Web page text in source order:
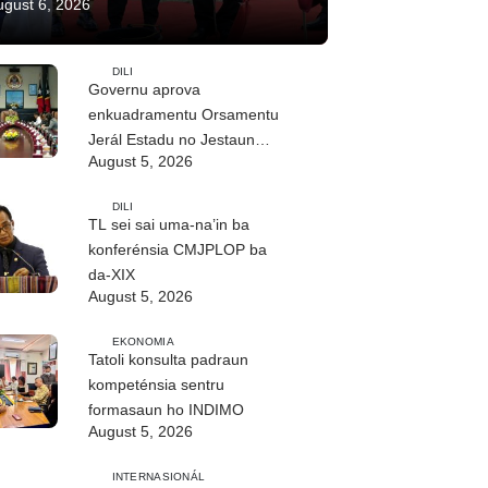
6, 2026
DILI
Governu aprova
enkuadramentu Orsamentu
Jerál Estadu no Jestaun
Finanseira Públika
August 5, 2026
DILI
TL sei sai uma-na’in ba
konferénsia CMJPLOP ba
da-XIX
August 5, 2026
EKONOMIA
Tatoli konsulta padraun
kompeténsia sentru
formasaun ho INDIMO
August 5, 2026
INTERNASIONÁL